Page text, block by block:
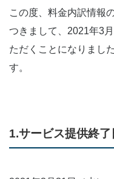
この度、料金内訳情報
つきまして、2021年3
ただくことになりまし
す。
1.サービス提供終了